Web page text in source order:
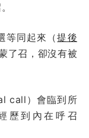
等同起來（提後
了召，卻沒有被
call）會臨到所
歷到內在呼召